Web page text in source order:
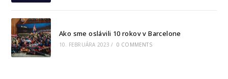
Ako sme oslávili 10 rokov v Barcelone
10. FEBRUÁRA 2023 / 0 COMMENTS